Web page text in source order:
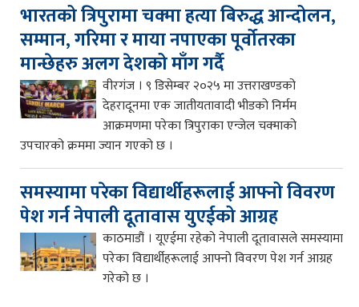
भारतको त्रिपुरामा चक्मा हत्या बिरुद्ध आन्दोलन,
सम्मान, गरिमा र माया नपाएका पूर्वोतरका
मान्छेहरु अलग देशको माँग गर्दै
वीरगंज । ९ डिसेम्बर २०२५ मा उत्तराखण्डको
देहरादूनमा एक जातीयतावादी भीडको निर्मम
आक्रमणमा परेका त्रिपुराका एन्जेल चक्माको
उपचारको क्रममा ज्यान गएको छ ।
समस्यामा परेका विद्यार्थीहरूलाई आफ्नो विवरण
पेश गर्न नेपाली दूतावास युएईको आग्रह
काठमाडौं । यूएईमा रहेको नेपाली दूतावासले समस्यामा
परेका विद्यार्थीहरूलाई आफ्नो विवरण पेश गर्न आग्रह
गरेको छ ।